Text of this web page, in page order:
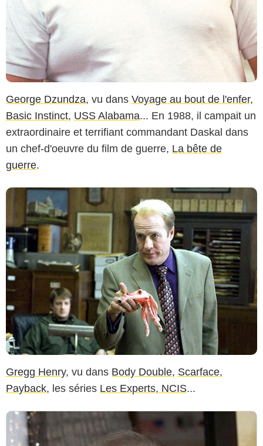
George Dzundza, vu dans Voyage au bout de l'enfer,
Basic Instinct, USS Alabama... En 1988, il campait un
extraordinaire et terrifiant commandant Daskal dans
un chef-d'oeuvre du film de guerre, La bête de
guerre.
Gregg Henry, vu dans Body Double, Scarface,
Payback, les séries Les Experts, NCIS...